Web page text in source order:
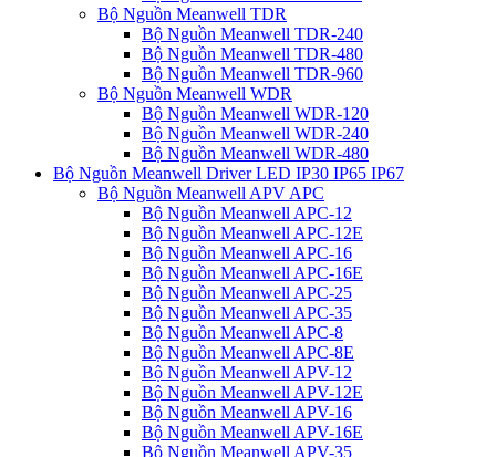
Bộ Nguồn Meanwell TDR
Bộ Nguồn Meanwell TDR-240
Bộ Nguồn Meanwell TDR-480
Bộ Nguồn Meanwell TDR-960
Bộ Nguồn Meanwell WDR
Bộ Nguồn Meanwell WDR-120
Bộ Nguồn Meanwell WDR-240
Bộ Nguồn Meanwell WDR-480
Bộ Nguồn Meanwell Driver LED IP30 IP65 IP67
Bộ Nguồn Meanwell APV APC
Bộ Nguồn Meanwell APC-12
Bộ Nguồn Meanwell APC-12E
Bộ Nguồn Meanwell APC-16
Bộ Nguồn Meanwell APC-16E
Bộ Nguồn Meanwell APC-25
Bộ Nguồn Meanwell APC-35
Bộ Nguồn Meanwell APC-8
Bộ Nguồn Meanwell APC-8E
Bộ Nguồn Meanwell APV-12
Bộ Nguồn Meanwell APV-12E
Bộ Nguồn Meanwell APV-16
Bộ Nguồn Meanwell APV-16E
Bộ Nguồn Meanwell APV-35